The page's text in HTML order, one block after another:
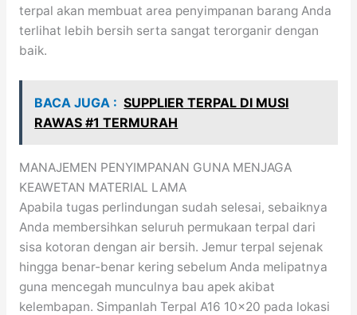
terpal akan membuat area penyimpanan barang Anda
terlihat lebih bersih serta sangat terorganir dengan
baik.
BACA JUGA : SUPPLIER TERPAL DI MUSI
RAWAS #1 TERMURAH
MANAJEMEN PENYIMPANAN GUNA MENJAGA
KEAWETAN MATERIAL LAMA
Apabila tugas perlindungan sudah selesai, sebaiknya
Anda membersihkan seluruh permukaan terpal dari
sisa kotoran dengan air bersih. Jemur terpal sejenak
hingga benar-benar kering sebelum Anda melipatnya
guna mencegah munculnya bau apek akibat
kelembapan. Simpanlah Terpal A16 10×20 pada lokasi